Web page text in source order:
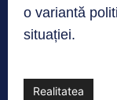
o variantă
situației.
Realitatea